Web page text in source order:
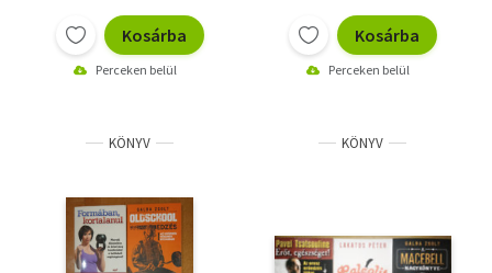
Kosárba
Perceken belül
Kosárba
Perceken belül
KÖNYV KÖNYV